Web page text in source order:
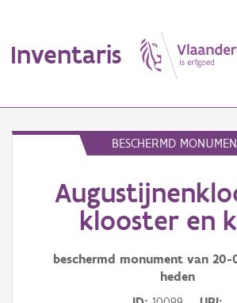
Inventaris
Erfgoedobject
Aanduidingsobject
Waarneming
BESCHERMD
klooster en
beschermd monument van 20-
heden